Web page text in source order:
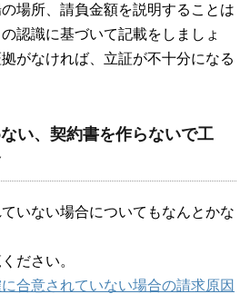
場所、請負金額を説明することは
認識に基づいて記載をしましょ
がなければ、立証が不十分になる
い、契約書を作らないで工
いない場合についてもなんとかな
ださい。
合意されていない場合の請求原因